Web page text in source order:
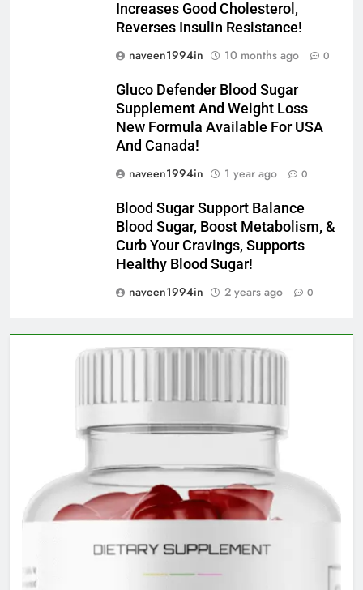
Increases Good Cholesterol,
Reverses Insulin Resistance!
naveen1994in
10 months ago 0
Gluco Defender Blood Sugar
Supplement And Weight Loss
New Formula Available For USA
And Canada!
naveen1994in
1 year ago 0
Blood Sugar Support Balance
Blood Sugar, Boost Metabolism, &
Curb Your Cravings, Supports
Healthy Blood Sugar!
naveen1994in
2 years ago 0